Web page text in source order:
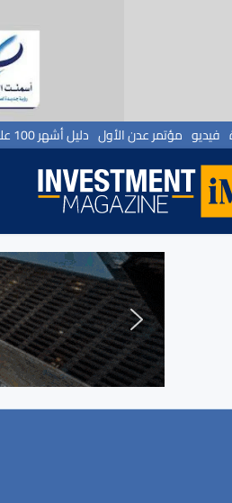
فيديو مؤتمر عدن الأول دليل أشهر 100 علامة تجارية